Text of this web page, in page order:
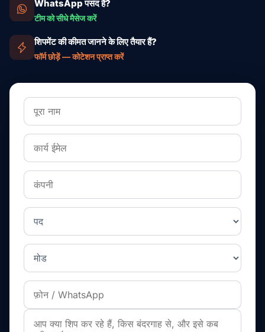
WhatsApp पसंद है?
टीम को सीधे मैसेज करें
शिपमेंट की कीमत जानने के लिए तैयार हैं?
फॉर्म छोड़ें — कोटेशन प्राप्त करें